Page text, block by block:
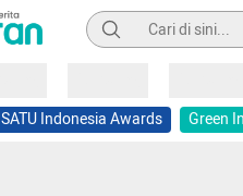
Pencarian
SATU Indonesia Awards Green